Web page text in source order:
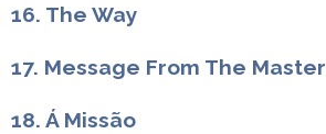
16. The Way
17. Message From The Master
18. Á Missão